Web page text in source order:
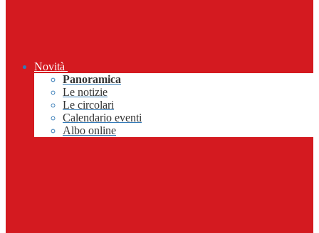
Novità
Panoramica
Le notizie
Le circolari
Calendario eventi
Albo online